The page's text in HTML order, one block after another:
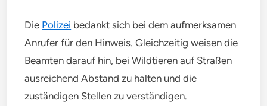
Die Polizei bedankt sich bei dem aufmerksamen
Anrufer für den Hinweis. Gleichzeitig weisen die
Beamten darauf hin, bei Wildtieren auf Straßen
ausreichend Abstand zu halten und die
zuständigen Stellen zu verständigen.